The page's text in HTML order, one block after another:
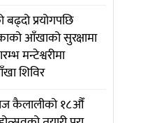
प्रयोगपछि
आँखाको सुरक्षामा
मन्टेश्वरीमा
शिविर
कैलालीको १८औँ